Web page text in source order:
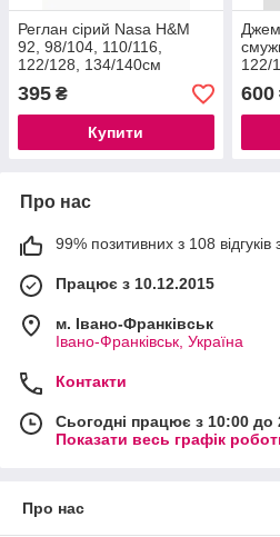
Реглан сірий Nasa H&M
92, 98/104, 110/116,
122/128, 134/140см
395 ₴
Купити
122/
600
Про нас
99% позитивних з 108 відгуків
Працює з 10.12.2015
м. Івано-Франківськ
Івано-Франківськ, Україна
Контакти
Сьогодні працює з 10:00 до
Показати весь графік
Про нас